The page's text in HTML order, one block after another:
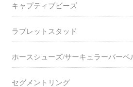
キャプティブビーズ
ラブレットスタッド
ホースシューズ/サーキュラーバーベ
セグメントリング